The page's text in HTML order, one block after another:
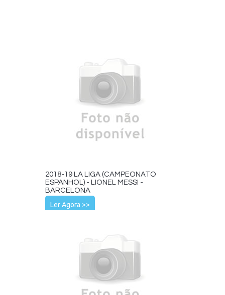
2018-19 LA LIGA (CAMPEONATO
ESPANHOL) - LIONEL MESSI -
BARCELONA
Ler Agora >>